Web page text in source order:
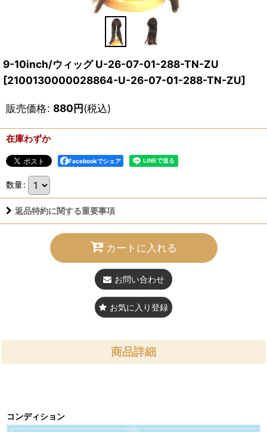
9-10inch/ウィッグ U-26-07-01-288-TN-ZU
[2100130000028864-U-26-07-01-288-TN-ZU]
販売価格: 880円(税込)
在庫わずか
Facebookでシェア
数量:
返品特約に関する重要事項
カートに入れる
お問い合わせ
お気に入り登録
商品詳細
コンディション